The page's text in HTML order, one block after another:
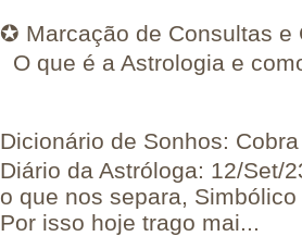
✪ Marcação de Consultas e
O que é a Astrologia e
Dicionário de Sonhos: Cobra
Diário da Astróloga: 12/Set/
o que nos separa,
Por isso hoje trago mai...